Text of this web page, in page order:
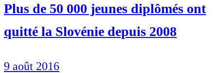
Plus de 50 000 jeunes diplômés ont
quitté la Slovénie depuis 2008
9 août 2016